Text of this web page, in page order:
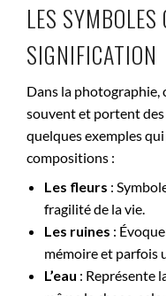
LES
SIGNIFICATION
Dans la
souvent et portent
quelques exemples
compositions :
Les fleurs :
fragilité de la vie.
Les ruines :
mémoire et parfois
L’eau : Représente